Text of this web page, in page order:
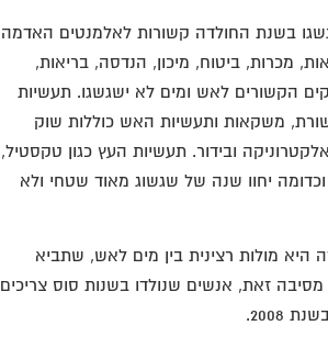
בשנת החולדה קשורות לאלמנטים האדמה
מכרות, ביטוח, מיכון, הנדסה, בריאות,
הקשורים לאש ומים לא ישגשגו. תעשיות
משקאות ותעשיות האש כוללות שוק
ובידור. תעשיות העץ כגון טקסטיל,
יחוו שנה של שגשוג מאוד שטחי ולא
מולות רצינית בין מים לאש, שתביא
זאת, אנשים שנולדו בשנות סוס צריכים